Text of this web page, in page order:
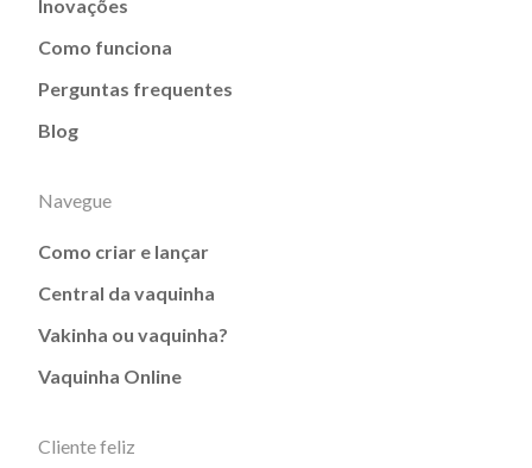
Inovações
Como funciona
Perguntas frequentes
Blog
Navegue
Como criar e lançar
Central da vaquinha
Vakinha ou vaquinha?
Vaquinha Online
Cliente feliz